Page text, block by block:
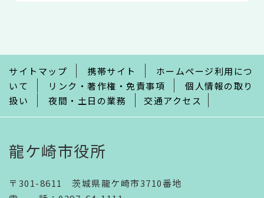
で
サイトマップ 携帯サイト
ホームページ利用につ
いて
リンク・著作権・免責事項
個人情報の取り
扱い
夜間・土日の業務 交通アクセス
龍ケ崎市役所
〒301-8611 茨城県龍ケ崎市3710番地